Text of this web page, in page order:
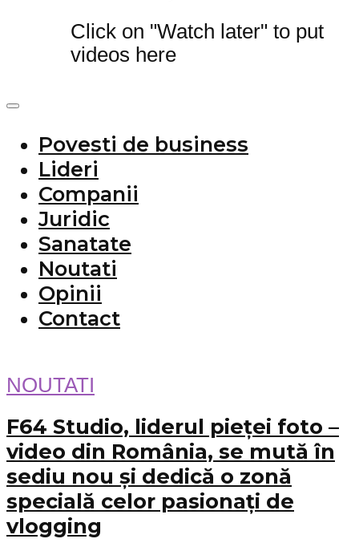
Click on "Watch later" to put
videos here
Povesti de business
Lideri
Companii
Juridic
Sanatate
Noutati
Opinii
Contact
NOUTATI
F64 Studio, liderul pieței foto –
video din România, se mută în
sediu nou și dedică o zonă
specială celor pasionați de
vlogging